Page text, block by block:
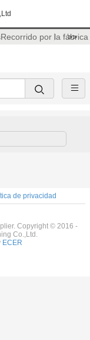
Recorrido por la fábrica
>>
de privacidad
Copyright © 2016 -
Co.,Ltd.
ECER